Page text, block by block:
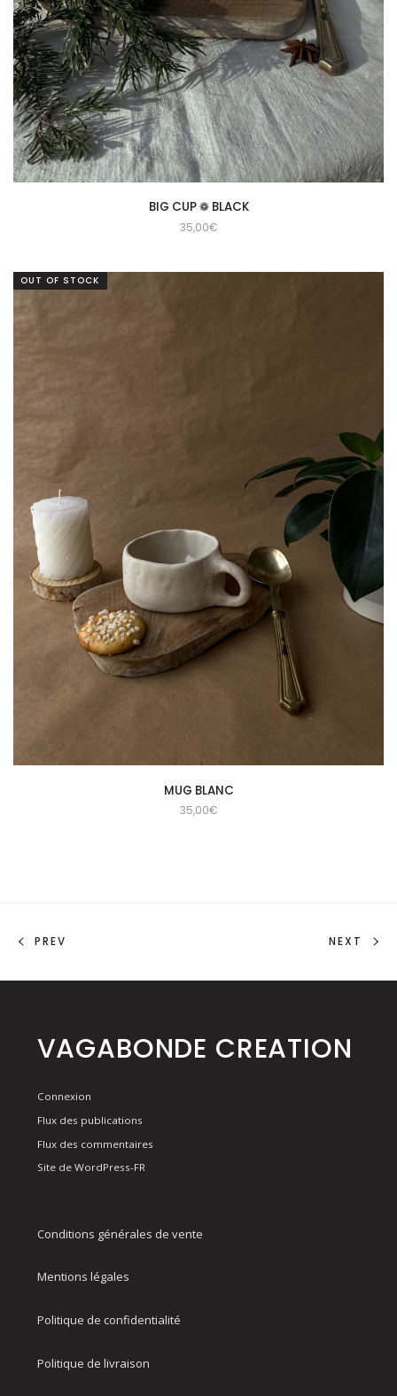
BIG CUP ❁ BLACK
35,00€
OUT OF STOCK
MUG BLANC
35,00€
PREV NEXT
VAGABONDE CREATION
Connexion
Flux des publications
Flux des commentaires
Site de WordPress-FR
Conditions générales de vente
Mentions légales
Politique de confidentialité
Politique de livraison